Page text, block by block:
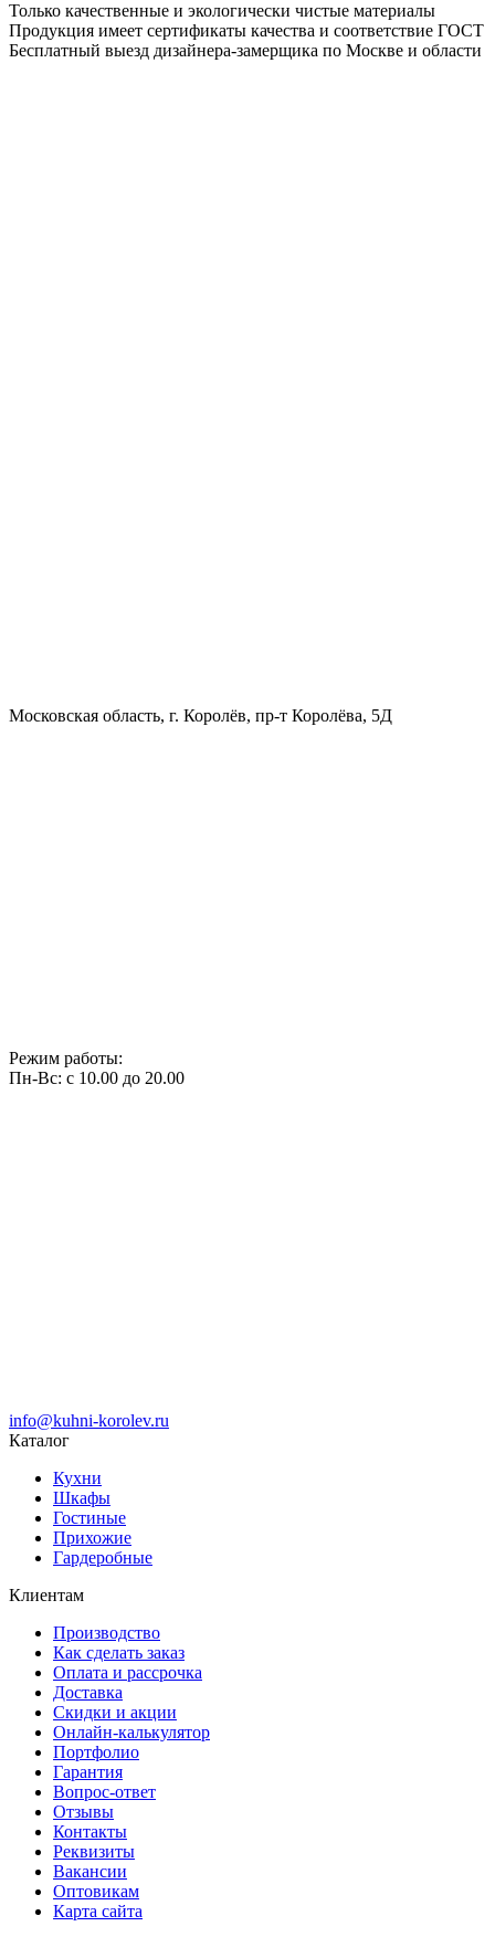
Только качественные и экологически чистые материалы
Продукция имеет сертификаты качества и соответствие ГОСТ
Бесплатный выезд дизайнера-замерщика по Москве и области
Московская область, г. Королёв, пр-т Королёва, 5Д
Режим работы:
Пн-Вс: с 10.00 до 20.00
info@kuhni-korolev.ru
Каталог
Кухни
Шкафы
Гостиные
Прихожие
Гардеробные
Клиентам
Производство
Как сделать заказ
Оплата и рассрочка
Доставка
Скидки и акции
Онлайн-калькулятор
Портфолио
Гарантия
Вопрос-ответ
Отзывы
Контакты
Реквизиты
Вакансии
Оптовикам
Карта сайта